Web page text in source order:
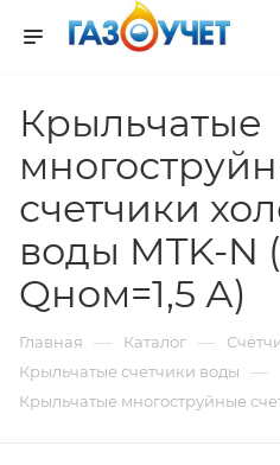
Крыльчатые
счетчики
воды MTK-N
Qном=1,5 А)
Главная — Каталог —
Крыльчатые счетчики воды —
Крыльчатые многоструйные